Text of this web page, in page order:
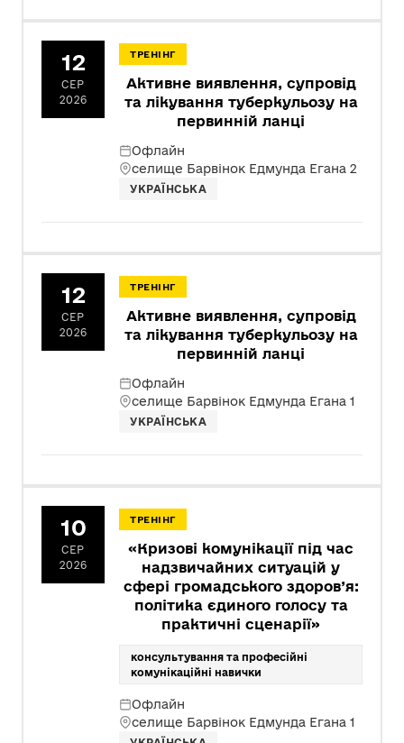
12
СЕР
2026
ТРЕНІНГ
Активне виявлення, супровід
та лікування туберкульозу на
первинній ланці
Офлайн
селище Барвінок Едмунда Егана 2
УКРАЇНСЬКА
12
СЕР
2026
ТРЕНІНГ
Активне виявлення, супровід
та лікування туберкульозу на
первинній ланці
Офлайн
селище Барвінок Едмунда Егана 1
УКРАЇНСЬКА
10
СЕР
2026
ТРЕНІНГ
«Кризові комунікації під час
надзвичайних ситуацій у
сфері громадського здоров’я:
політика єдиного голосу та
практичні сценарії»
консультування та професійні
комунікаційні навички
Офлайн
селище Барвінок Едмунда Егана 1